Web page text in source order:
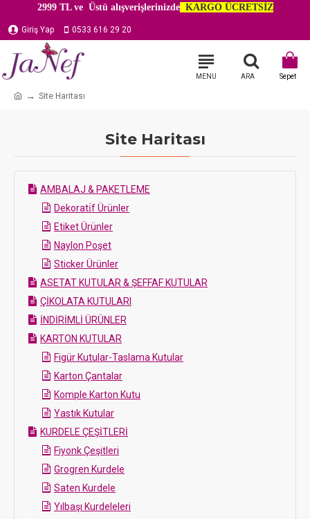
2999 TL ve Üstü alışverişlerinizdeKARGO ÜCRETSİZ
Giriş Yap 0533 616 29 20
Site Haritası
Site Haritası
AMBALAJ & PAKETLEME
Dekorati̇f Ürünler
Etiket Ürünler
Naylon Poşet
Sticker Ürünler
ASETAT KUTULAR & ŞEFFAF KUTULAR
ÇİKOLATA KUTULARI
İNDİRİMLİ ÜRÜNLER
KARTON KUTULAR
Figür Kutular-Taslama Kutular
Karton Çantalar
Komple Karton Kutu
Yastık Kutular
KURDELE ÇEŞİTLERİ
Fiyonk Çeşitleri
Grogren Kurdele
Saten Kurdele
Yılbaşı Kurdeleleri